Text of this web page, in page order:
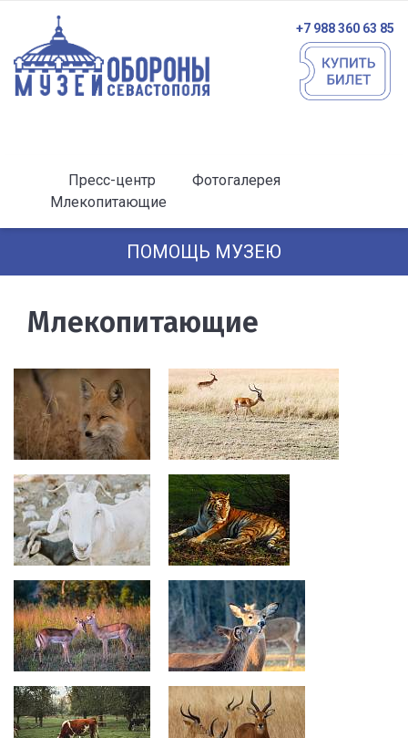
+7 988 360 63 85
Пресс-центр
Фотогалерея
Млекопитающие
ПОМОЩЬ МУЗЕЮ
Млекопитающие